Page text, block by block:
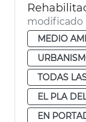
modificado
MEDIO
TODAS
EL PLA
EN